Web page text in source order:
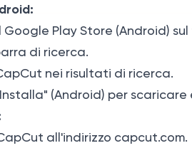
Google Play Store (Android)
di ricerca.
nei risultati di ricerca.
(Android) per
all'indirizzo capcut.com.